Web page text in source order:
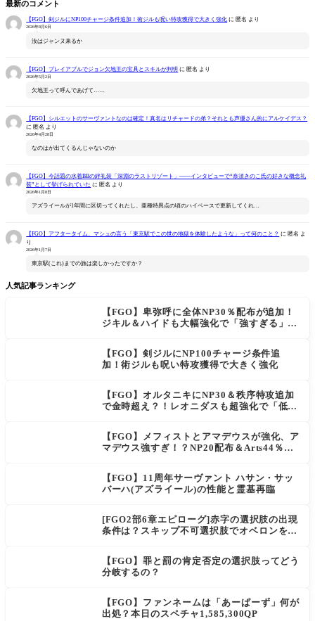
最新のコメント
【FGO】剣ジルにNP100チャージ条件追加！術ジルも呪い特攻獲得で大きく強化 に 匿名 より
2026年8月6日
汝はジャンヌ来るか
【FGO】プレイアブルでジョン欠地王の宝具とスキルが判明 に匿名 より
2026年5月2日
欠地王って呼んであげて……
【FGO】シルエットのサーヴァントなのは確定！真名はリチャードの弟？それとも声優さん的にアルケイデス？
に 匿名 より
2026年4月28日
なのはが出てくるんじゃないのか
【FGO】今話題の水着BBの絆礼装「深淵のラストリゾート」――インタビューで“奈須きのこ氏の好きな概念礼
装”として挙げられていた に 匿名 より
2026年1月8日
アズライールが1年間に区切ってくれたし、亜種特異点の頃のハイペースで更新してくれ…
【FGO】アフタータイム、マシュの言う「東京駅でこの世の地獄を体験したような」って何のこと？ に 匿名 よ
り
2026年1月7日
東京駅(これ)までの旅は楽しかったですか？
人気記事ランキング
【FGO】卑弥呼に全体NP30％配布が追加！
ジキル＆ハイドも大幅強化で「強すぎる」の
【FGO】剣ジルにNP100チャージ条件追
加！術ジルも呪い特攻獲得で大きく強化
【FGO】オルタニキにNP30＆秩序特攻追加
で金時超え？！レオニダスも超強化で「低レ
【FGO】メフィストとアマデウスが強化、ア
マデウス強すぎ！？NP20配布＆Arts44％強
【FGO】11周年サーヴァント ハサン・サッ
バーハ(アズライール)の性能と霊基再臨
[FGO2部6章エピローグ]赤字の選択肢の出現
条件は？スキップ不可選択肢でオベロンを疑
上がり出てくる
【FGO】罪と罰の肯定否定の選択肢ってどう
分岐するの？
【FGO】ファンネームは「あーぱーず」何が
出処？本日のスペチャ1,585,300QP